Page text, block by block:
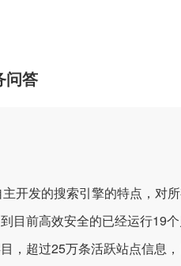
问答
开发的搜索引擎的特点，对
目前高效安全的已经运行19
，超过25万条活跃站点信息